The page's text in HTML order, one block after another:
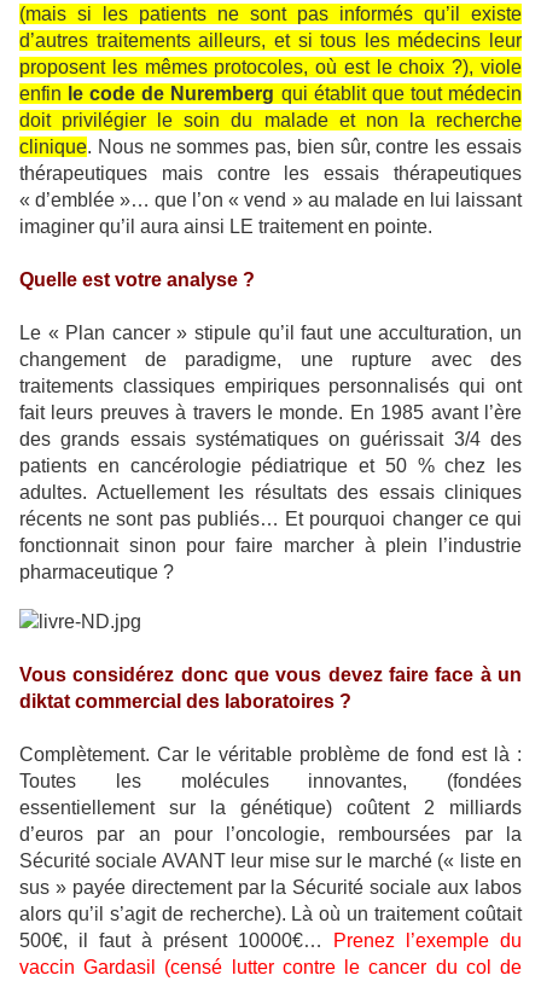
(mais si les patients ne sont pas informés qu’il existe
d’autres traitements ailleurs, et si tous les médecins leur
proposent les mêmes protocoles, où est le choix ?), viole
enfin le code de Nuremberg qui établit que tout médecin
doit privilégier le soin du malade et non la recherche
clinique. Nous ne sommes pas, bien sûr, contre les essais
thérapeutiques mais contre les essais thérapeutiques
« d’emblée »… que l’on « vend » au malade en lui laissant
imaginer qu’il aura ainsi LE traitement en pointe.
Quelle est votre analyse ?
Le « Plan cancer » stipule qu’il faut une acculturation, un
changement de paradigme, une rupture avec des
traitements classiques empiriques personnalisés qui ont
fait leurs preuves à travers le monde. En 1985 avant l’ère
des grands essais systématiques on guérissait 3/4 des
patients en cancérologie pédiatrique et 50 % chez les
adultes. Actuellement les résultats des essais cliniques
récents ne sont pas publiés… Et pourquoi changer ce qui
fonctionnait sinon pour faire marcher à plein l’industrie
pharmaceutique ?
Vous considérez donc que vous devez faire face à un
diktat commercial des laboratoires ?
Complètement. Car le véritable problème de fond est là :
Toutes les molécules innovantes, (fondées
essentiellement sur la génétique) coûtent 2 milliards
d’euros par an pour l’oncologie, remboursées par la
Sécurité sociale AVANT leur mise sur le marché (« liste en
sus » payée directement par la Sécurité sociale aux labos
alors qu’il s’agit de recherche). Là où un traitement coûtait
500€, il faut à présent 10000€…
Prenez l’exemple du
vaccin Gardasil (censé lutter contre le cancer du col de